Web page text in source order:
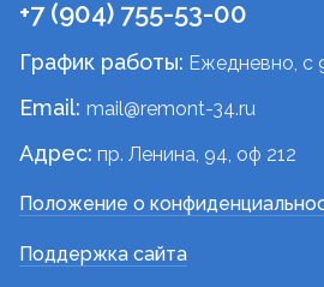
+7 (904) 755-53-00
График работы: Ежедневно, c
Email: mail@remont-34.ru
Адрес: пр. Ленина, 94, оф 212
Положение о
Поддержка сайта